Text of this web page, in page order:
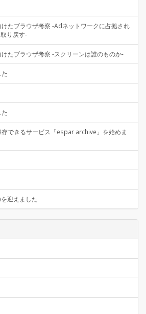
たブラウザ考察 -Adネットワークに占拠され
り戻す-
たブラウザ考察 -スクリーンは誰のものか-
できるサービス「espar archive」を始めま
迎えました